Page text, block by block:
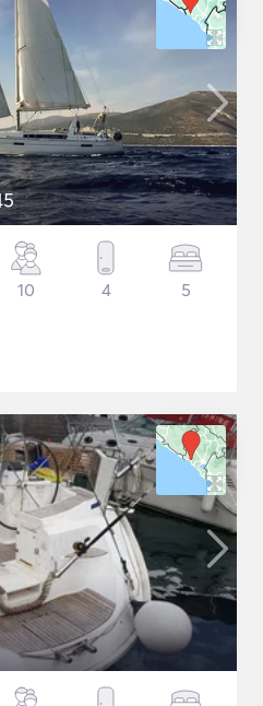
10 4 5